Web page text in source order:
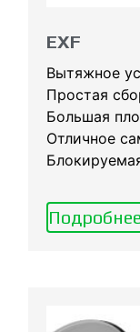
EXF
Вытяжное
Простая
Большая
Отличное
Подробнее